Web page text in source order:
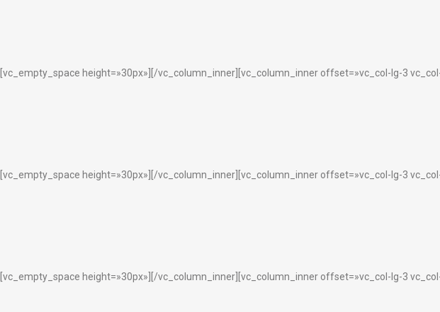
[vc_empty_space height=»30px»][/vc_column_inner][vc_column_inner offset=»vc_col-lg-3
[vc_empty_space height=»30px»][/vc_column_inner][vc_column_inner offset=»vc_col-lg-3
[vc_empty_space height=»30px»][/vc_column_inner][vc_column_inner offset=»vc_col-lg-3